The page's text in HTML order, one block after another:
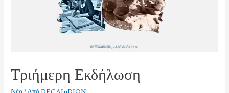
Τριήμερη Εκδήλωση